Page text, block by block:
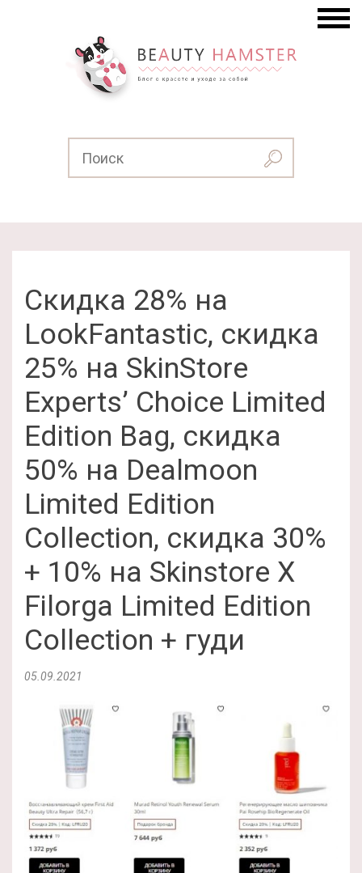
Скидка 28% на
LookFantastic, скидка
25% на SkinStore
Experts’ Choice Limited
Edition Bag, скидка
50% на Dealmoon
Limited Edition
Collection, скидка 30%
+ 10% на Skinstore X
Filorga Limited Edition
Collection + гуди
05.09.2021